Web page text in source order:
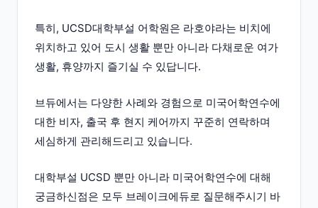
특히, UCSD대학부설 어학원은 라호야라는 비치에
위치하고 있어 도시 생활 뿐만 아니라 다채로운 여가
생활, 휴양까지 즐기실 수 있답니다.
브듀에서는 다양한 사례와 경험으로 미국어학연수에
대한 비자, 출국 후 현지 케어까지 꾸준히 연락하며
세심하게 관리해드리고 있습니다.
대학부설 UCSD 뿐만 아니라 미국어학연수에 대해
궁금하신점은 모두 브레이크에듀로 질문해주시기 바